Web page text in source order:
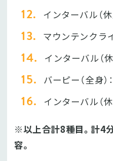
インターバル（休
マウンテンクラ
インターバル（
バーピー（全身）
インターバル（休
※以上合計8種目。計4
容。